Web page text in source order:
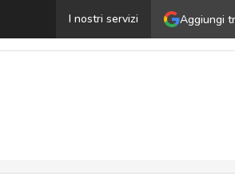
Aggiungi
I nostri servizi
Cyber security, il nuovo ruolo dei